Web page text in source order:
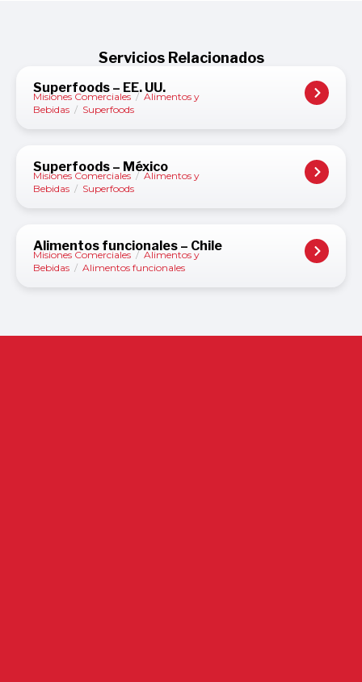
Servicios Relacionados
Superfoods – EE. UU.
Misiones Comerciales / Alimentos y
Bebidas / Superfoods
Superfoods – México
Misiones Comerciales / Alimentos y
Bebidas / Superfoods
Alimentos funcionales – Chile
Misiones Comerciales / Alimentos y
Bebidas / Alimentos funcionales